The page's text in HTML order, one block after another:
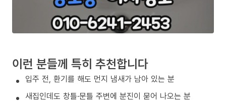
이런 분들께 특히 추천합니다
입주 전, 환기를 해도 먼지 냄새가 남아 있는 분
새집인데도 창틀·문틀 주변에 분진이 묻어 나오는 분